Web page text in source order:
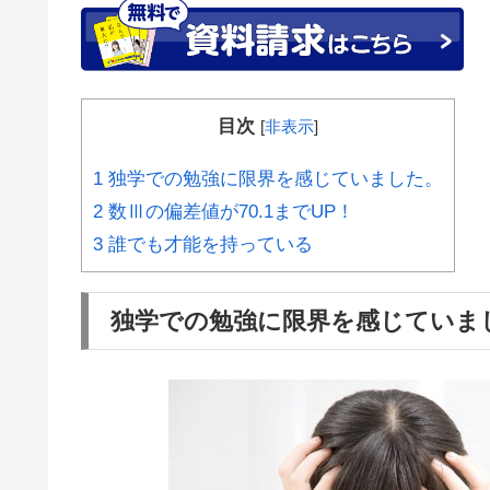
目次 [非表示]
1 独学での勉強に限界を感じていました。
2 数Ⅲの偏差値が70.1までUP！
3 誰でも才能を持っている
独学での勉強に限界を感じていま